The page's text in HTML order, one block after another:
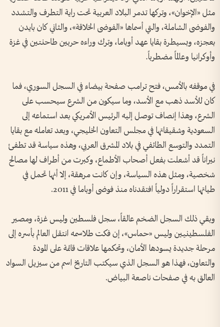
مثل «الإخوان»، وتركها تدمر البلاد العربية تحت راية التطرف والتشدد
والفوضى الشاملة، والتي أسماها «الفوضى الخلاقة»، والثاني كان بايدن
بعجزه، وبسيطرة بقايا عهد أوباما، وترك وراءه حربين طاحنتين في غزة
وأوكرانيا وعالماً مضطرباً.
في موقفه بالأمس، فتح ترامب صفحة بيضاء في السجل السوري، فما
كان للأسد ذهب مع الأسد، وما سيكون من الشرع سيحسب على
الشرع، وهذا إنصاف توصل إليه الرئيس الأمريكي بعد استماعه إلى
السعودية وشقيقاتها في مجلس التعاون الخليجي، وبعد تعامله مع بقايا
التمدد والتوسع الطائفي في بلاد المشرق العربي، وهذه سياسة قد تطفئ
نيراناً قد أشعلت بفعل أصحاب الأطماع، وكبرت من أطراف لها مصالح
شخصية، ومثل هذه السياسة، وإن كانت مرهقة، إلا أنها تحمل في
طياتها استقراراً دولياً افتقدناه منذ فوضى أوباما في 2011.
وبقي ذلك السجل الضخم عالقاً، سجل فلسطين وليس غزة، ومصير
الفلسطينيين وليس «حماس»، إن فكت طلاسمه انتقل العالم بأسره إلى
مرحلة جديدة يسودها الأمان، وتحكمها علاقات قائمة على المودة
والتعاون، فهذا هو السجل الذي سيكتب التاريخ اسم من سيزيل السواد
العالق به في صفحات ناصعة البياض.